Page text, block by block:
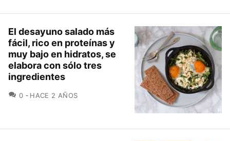
El desayuno salado más
fácil, rico en proteínas y
muy bajo en hidratos, se
elabora con sólo tres
ingredientes
0 COMENTARIOS
HACE 2 AÑOS